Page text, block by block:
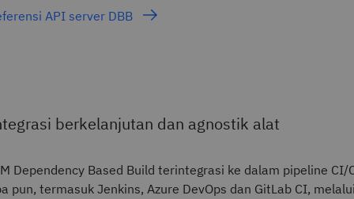
API server DBB
berkelanjutan dan agnostik alat
Dependency Based Build terintegrasi ke dalam pipeline CI/
pun, termasuk Jenkins, Azure DevOps dan GitLab CI,